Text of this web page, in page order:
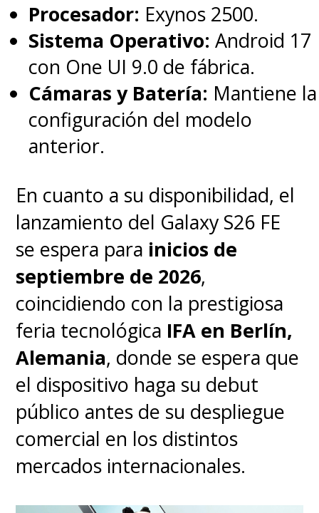
Procesador: Exynos 2500.
Sistema Operativo: Android 17
con One UI 9.0 de fábrica.
Cámaras y Batería: Mantiene la
configuración del modelo
anterior.
En cuanto a su disponibilidad, el
lanzamiento del Galaxy S26 FE
se espera para inicios de
septiembre de 2026,
coincidiendo con la prestigiosa
feria tecnológica IFA en Berlín,
Alemania, donde se espera que
el dispositivo haga su debut
público antes de su despliegue
comercial en los distintos
mercados internacionales.